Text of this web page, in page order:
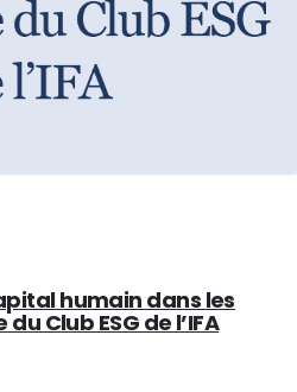
humain dans les
Club ESG de l’IFA